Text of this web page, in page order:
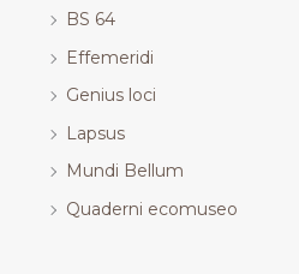
BS 64
Effemeridi
Genius loci
Lapsus
Mundi Bellum
Quaderni ecomuseo